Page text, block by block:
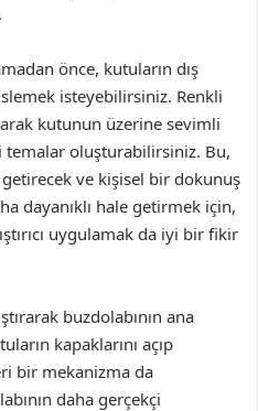
önce, kutuların dış
isteyebilirsiniz. Renkli
kutunun üzerine sevimli
temalar oluşturabilirsiniz. Bu,
ve kişisel bir dokunuş
dayanıklı hale getirmek için,
uygulamak da iyi bir fikir
buzdolabının ana
kapaklarını açıp
bir mekanizma da
daha gerçekçi